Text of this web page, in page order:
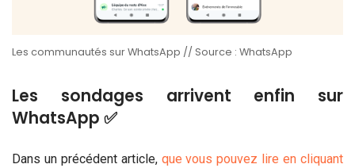
Les communautés sur WhatsApp // Source : WhatsApp
Les sondages arrivent enfin sur
WhatsApp ✅
Dans un précédent article, que vous pouvez lire en cliquant